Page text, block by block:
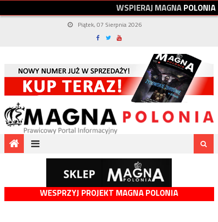
WSPIERAJMAGNAPOLONIA
Piątek, 07 Sierpnia 2026
WESPRZYJ PROJEKT MAGNA POLONIA